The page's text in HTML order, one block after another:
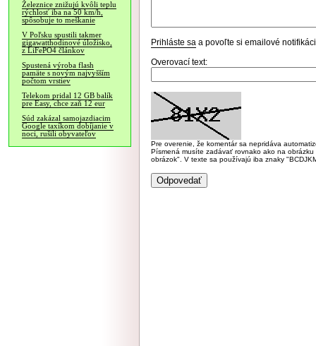
Železnice znižujú kvôli teplu
rýchlosť iba na 50 km/h,
spôsobuje to meškanie
V Poľsku spustili takmer
gigawatthodinové úložisko,
z LiFePO4 článkov
Spustená výroba flash
pamäte s novým najvyšším
počtom vrstiev
Telekom pridal 12 GB balík
pre Easy, chce zaň 12 eur
Súd zakázal samojazdiacim
Google taxíkom dobíjanie v
noci, rušili obyvateľov
Prihláste sa a povoľte si emailové
Overovací text:
Pre overenie, že komentár sa nepridáva
Písmená musíte zadávať rovnako ako na
obrázok". V texte sa používajú iba znaky